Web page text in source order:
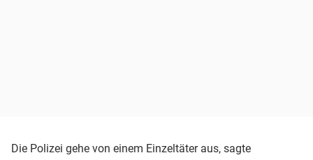
Die Polizei gehe von einem Einzeltäter aus, sagte